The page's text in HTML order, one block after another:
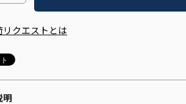
リクエストとは
明